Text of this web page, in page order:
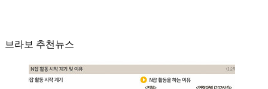
브라보 추천뉴스